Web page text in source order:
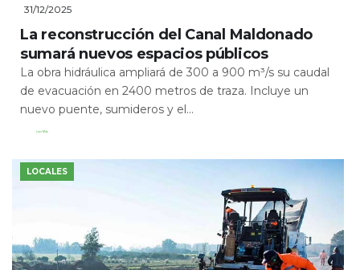
31/12/2025
La reconstrucción del Canal Maldonado
sumará nuevos espacios públicos
La obra hidráulica ampliará de 300 a 900 m³/s su caudal
de evacuación en 2400 metros de traza. Incluye un
nuevo puente, sumideros y el...
Leer Más
LOCALES